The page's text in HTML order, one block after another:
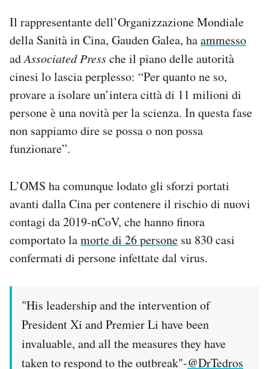
Il rappresentante dell’Organizzazione Mondiale
della Sanità in Cina, Gauden Galea, haammesso
adAssociated Pressche il piano delle autorità
cinesi lo lascia perplesso: “Per quanto ne so,
provare a isolare un’intera città di 11 milioni di
persone è una novità per la scienza. In questa fase
non sappiamo dire se possa o non possa
funzionare”.
L’OMS ha comunque lodato gli sforzi portati
avanti dalla Cina per contenere il rischio di nuovi
contagi da 2019-nCoV, che hanno finora
comportato lamorte di 26 persone su 830 casi
confermati di persone infettate dal virus.
"His leadership and the intervention of
President Xi and Premier Li have been
invaluable, and all the measures they have
taken to respond to the outbreak"-@DrTedros